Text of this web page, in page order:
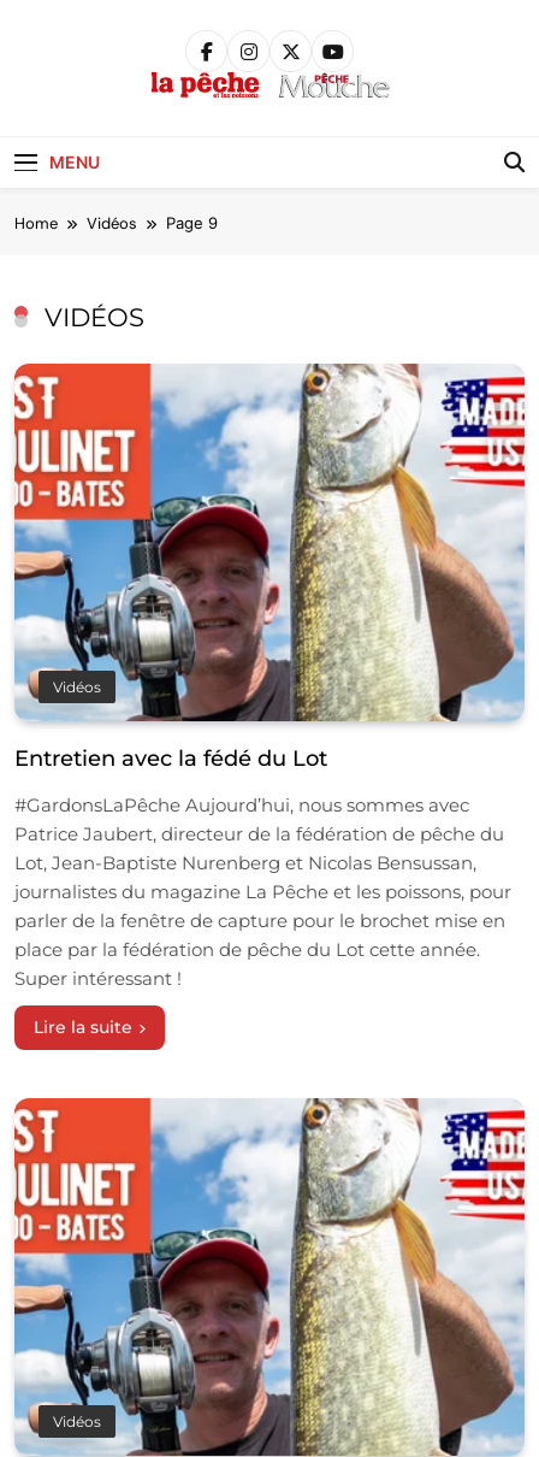
MENU
Home Vidéos Page 9
VIDÉOS
Vidéos
Entretien avec la fédé du Lot
#GardonsLaPêche Aujourd’hui, nous sommes avec
Patrice Jaubert, directeur de la fédération de pêche du
Lot, Jean-Baptiste Nurenberg et Nicolas Bensussan,
journalistes du magazine La Pêche et les poissons, pour
parler de la fenêtre de capture pour le brochet mise en
place par la fédération de pêche du Lot cette année.
Super intéressant !
Lire la suite
Vidéos